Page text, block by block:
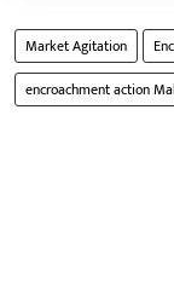
Market Agitation
encroachment action